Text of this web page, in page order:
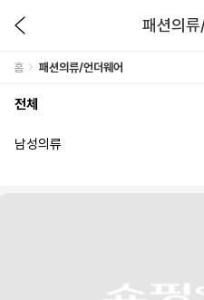
패션의
홈 패션의류/언더웨어
전체
남성의류